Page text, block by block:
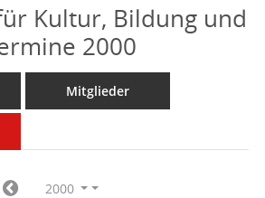
Kultur, Bildung und
2000
Mitglieder
2000